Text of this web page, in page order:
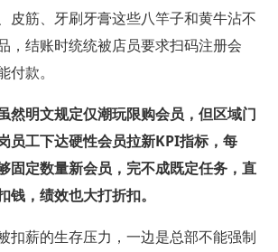
皮筋、牙刷牙膏这些八竿子和黄牛沾不
，结账时统统被店员要求扫码注册会
付款。
然明文规定仅潮玩限购会员，但区域门
员工下达硬性会员拉新KPI指标，每
固定数量新会员，完不成既定任务，直
钱，绩效也大打折扣。
扣薪的生存压力，一边是总部不能强制